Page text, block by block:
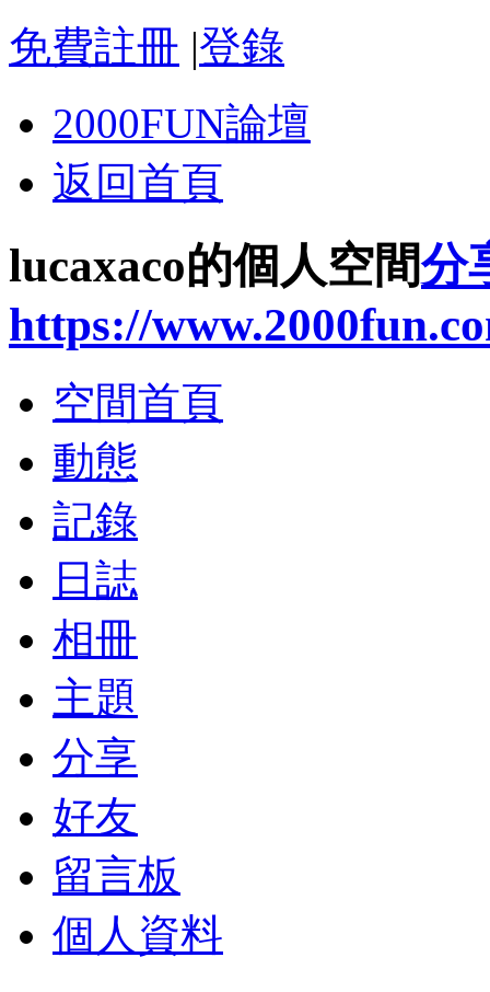
免費註冊 |登錄
2000FUN論壇
返回首頁
lucaxaco的個人空間分
https://
空間首頁
動態
記錄
日誌
相冊
主題
分享
好友
留言板
個人資料